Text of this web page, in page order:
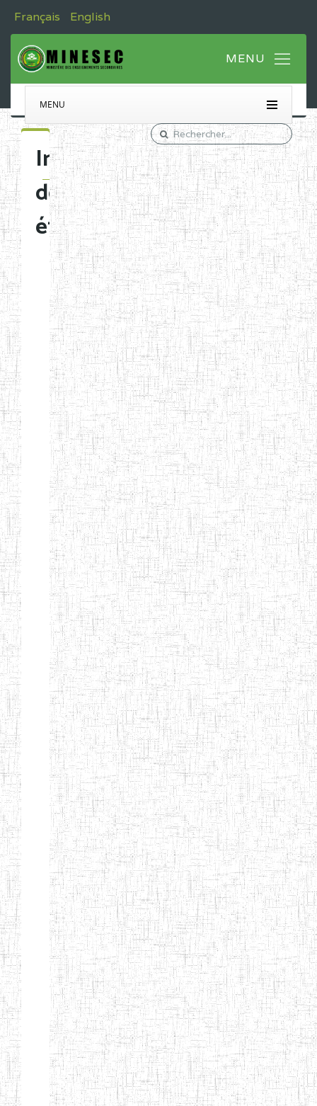
Français English
MENU
Immatriculation
des
établissements
Etablissements
d'enseignement
normal
ENI
Chercher:
Effacer les filtres
Denomination
Type
Nature
Arrondissement
Denomination Création Type Nature
GTTC
BANGEM
08/12/1997 ENIEG Public
GTTC
FONTEM
25/09/2000 ENIEG Public
GTTC
MAMFE
03/11/1983 ENIEG Public
GBTTC
KUMBA
25/08/1978 ENIEG Public
GTTTC
KUMBA
13/08/2013 ENIET Public